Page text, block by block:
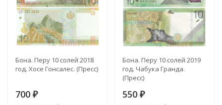
Бона. Перу 10 солей 2018
год. Хосе Гонсалес. (Пресс)
700 ₽
Бона. Перу 10 солей 2019
год. Чабука Гранда.
(Пресс)
550 ₽